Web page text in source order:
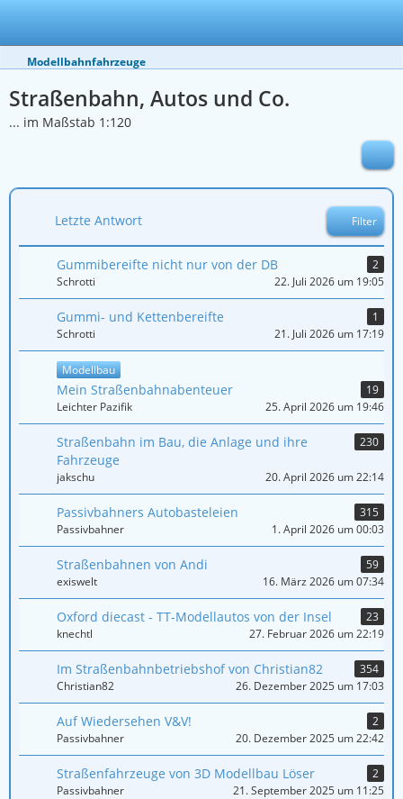
Modellbahnfahrzeuge
Straßenbahn, Autos und Co.
... im Maßstab 1:120
Letzte Antwort Filter
Gummibereifte nicht nur von der DB
2
Schrotti
22. Juli 2026 um 19:05
Gummi- und Kettenbereifte
1
Schrotti
21. Juli 2026 um 17:19
Modellbau
Mein Straßenbahnabenteuer
19
Leichter Pazifik
25. April 2026 um 19:46
Straßenbahn im Bau, die Anlage und ihre
Fahrzeuge
230
jakschu 20. April 2026 um 22:14
Passivbahners Autobasteleien
315
Passivbahner
1. April 2026 um 00:03
Straßenbahnen von Andi
59
exiswelt
16. März 2026 um 07:34
Oxford diecast - TT-Modellautos von der Insel
23
knechtl
27. Februar 2026 um 22:19
Im Straßenbahnbetriebshof von Christian82
354
Christian82
26. Dezember 2025 um 17:03
Auf Wiedersehen V&V!
2
Passivbahner
20. Dezember 2025 um 22:42
Straßenfahrzeuge von 3D Modellbau Löser
2
Passivbahner
21. September 2025 um 11:25